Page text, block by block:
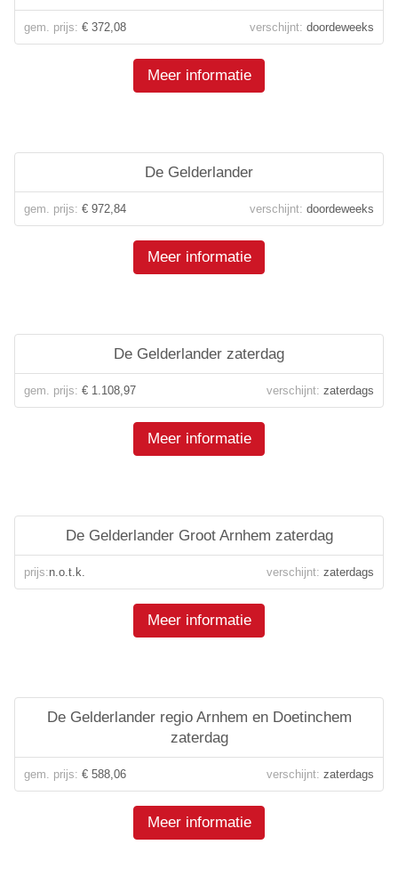
gem. prijs: € 372,08 verschijnt: doordeweeks
Meer informatie
De Gelderlander
gem. prijs: € 972,84 verschijnt: doordeweeks
Meer informatie
De Gelderlander zaterdag
gem. prijs: € 1.108,97 verschijnt: zaterdags
Meer informatie
De Gelderlander Groot Arnhem zaterdag
prijs:n.o.t.k. verschijnt: zaterdags
Meer informatie
De Gelderlander regio Arnhem en Doetinchem
zaterdag
gem. prijs: € 588,06 verschijnt: zaterdags
Meer informatie